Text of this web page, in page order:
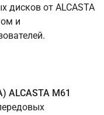
дисков от ALCASTA
и
ALCASTA M61